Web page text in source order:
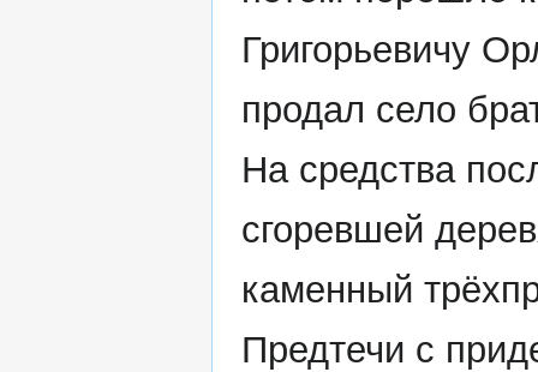
Григорьевичу
продал село
На средства
сгоревшей
каменный
Предтечи с